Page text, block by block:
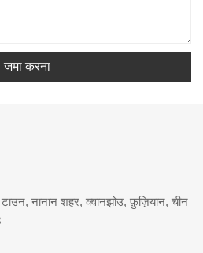
जमा करना
टाउन, नानान शहर, क्वानझोउ, फ़ुज़ियान, चीन